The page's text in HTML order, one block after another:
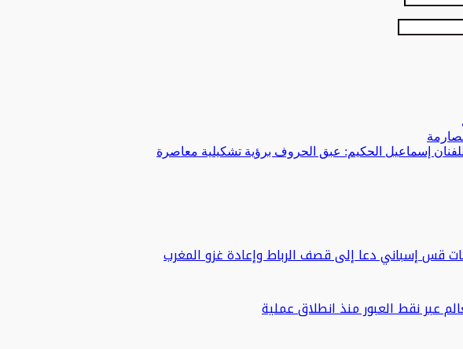
إسماعيل الحكيم: عبق الحروف برؤية تشكيلية معاصرة
قس إسباني دعا إلى قصف الرباط وإعادة غزو المغرب